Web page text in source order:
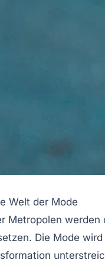
Welt der Mode
Metropolen werden
Die Mode wird